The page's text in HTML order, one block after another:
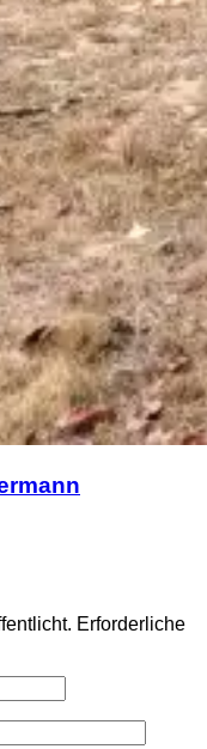
Erforderliche